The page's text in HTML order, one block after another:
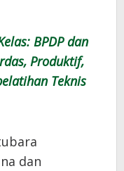
BPDP dan
Produktif,
Teknis
dan